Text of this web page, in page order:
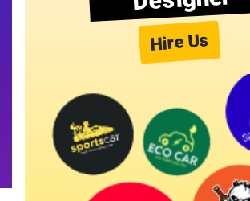
Hire Us